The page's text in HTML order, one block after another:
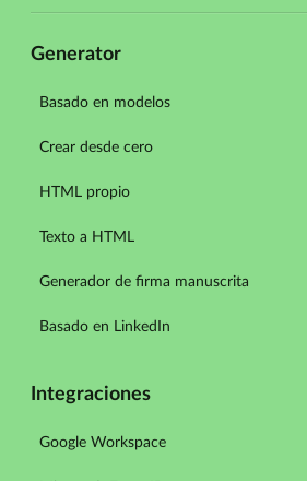
Generator
Basado en modelos
Crear desde cero
HTML propio
Texto a HTML
Generador de firma manuscrita
Basado en LinkedIn
Integraciones
Google Workspace